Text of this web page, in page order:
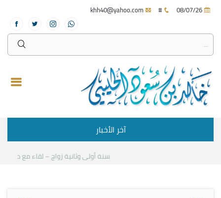
#
آخر الأخبار
سنة أولى وثانية زواج – لقاء مع د.خالد